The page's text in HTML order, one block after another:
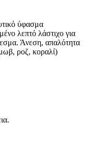
ύφασμα
λεπτό λάστιχο για
Άνεση, απαλότητα
ροζ, κοραλί)